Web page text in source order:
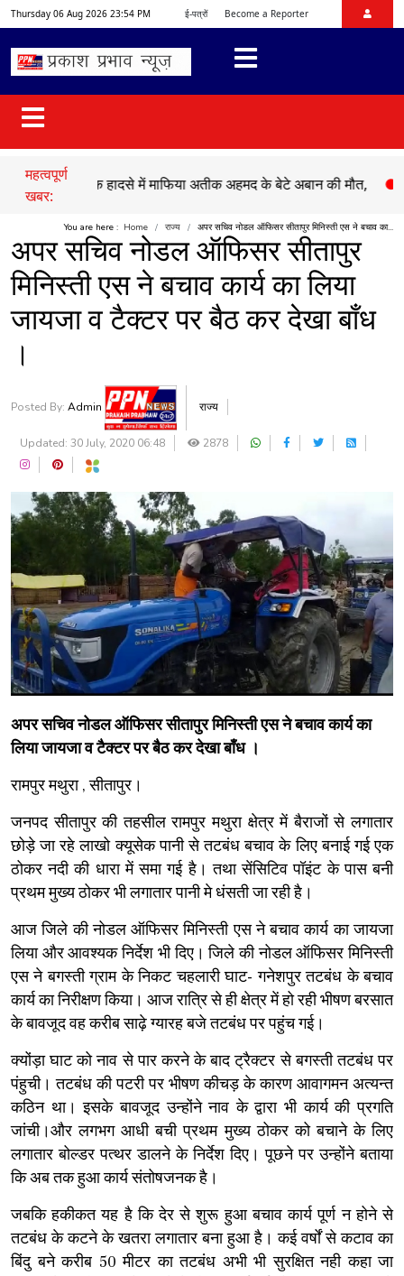
Thursday 06 Aug 2026 23:54 PM ई-पत्रों Become a Reporter
महत्वपूर्ण
खबर:
सड़क हादसे में माफिया अतीक अहमद के बेटे अबान की मौत, ●चेहल्लुम
You are here : Home राज्य अपर सचिव नोडल ऑफिसर सीतापुर मिनिस्ती एस ने बचाव का...
अपर सचिव नोडल ऑफिसर सीतापुर
मिनिस्ती एस ने बचाव कार्य का लिया
जायजा व टैक्टर पर बैठ कर देखा बाँध
।
Posted By: Admin राज्य
Updated: 30 July, 2020 06:48 2878
अपर सचिव नोडल ऑफिसर सीतापुर मिनिस्ती एस ने बचाव कार्य का
लिया जायजा व टैक्टर पर बैठ कर देखा बाँध ।
रामपुर मथुरा , सीतापुर।
जनपद सीतापुर की तहसील रामपुर मथुरा क्षेत्र में बैराजों से लगातार
छोड़े जा रहे लाखो क्यूसेक पानी से तटबंध बचाव के लिए बनाई गई एक
ठोकर नदी की धारा में समा गई है। तथा सेंसिटिव पॉइंट के पास बनी
प्रथम मुख्य ठोकर भी लगातार पानी मे धंसती जा रही है।
आज जिले की नोडल ऑफिसर मिनिस्ती एस ने बचाव कार्य का जायजा
लिया और आवश्यक निर्देश भी दिए। जिले की नोडल ऑफिसर मिनिस्ती
एस ने बगस्ती ग्राम के निकट चहलारी घाट- गनेशपुर तटबंध के बचाव
कार्य का निरीक्षण किया। आज रात्रि से ही क्षेत्र में हो रही भीषण बरसात
के बावजूद वह करीब साढ़े ग्यारह बजे तटबंध पर पहुंच गई।
क्योंड़ा घाट को नाव से पार करने के बाद ट्रैक्टर से बगस्ती तटबंध पर
पंहुची। तटबंध की पटरी पर भीषण कीचड़ के कारण आवागमन अत्यन्त
कठिन था। इसके बावजूद उन्होंने नाव के द्वारा भी कार्य की प्रगति
जांची।और लगभग आधी बची प्रथम मुख्य ठोकर को बचाने के लिए
लगातार बोल्डर पत्थर डालने के निर्देश दिए। पूछने पर उन्होंने बताया
कि अब तक हुआ कार्य संतोषजनक है।
जबकि हकीकत यह है कि देर से शुरू हुआ बचाव कार्य पूर्ण न होने से
तटबंध के कटने के खतरा लगातार बना हुआ है। कई वर्षों से कटाव का
बिंदु बने करीब 50 मीटर का तटबंध अभी भी सुरक्षित नही कहा जा